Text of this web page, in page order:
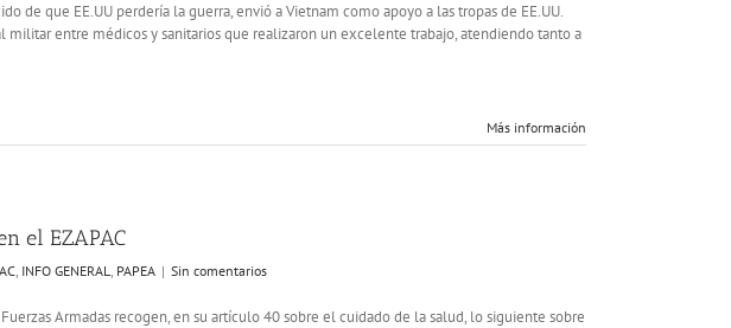
de que EE.UU perdería la guerra, envió a Vietnam como apoyo a las tropas de EE.UU.
militar entre médicos y sanitarios que realizaron un excelente trabajo, atendiendo tanto a
Más información
el EZAPAC
, INFO GENERAL, PAPEA | Sin comentarios
Fuerzas Armadas recogen, en su artículo 40 sobre el cuidado de la salud, lo siguiente sobre